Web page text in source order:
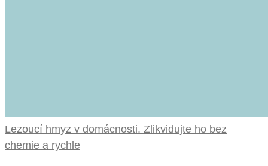
Lezoucí hmyz v domácnosti. Zlikvidujte ho bez
chemie a rychle